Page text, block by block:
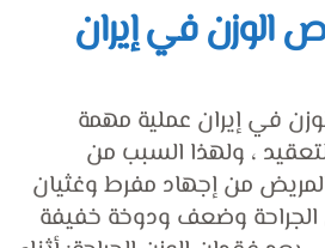
الوزن في إيران
في إيران عملية مهمة
، ولهذا السبب من
من إجهاد مفرط وغثيان
وضعف ودوخة خفيفة